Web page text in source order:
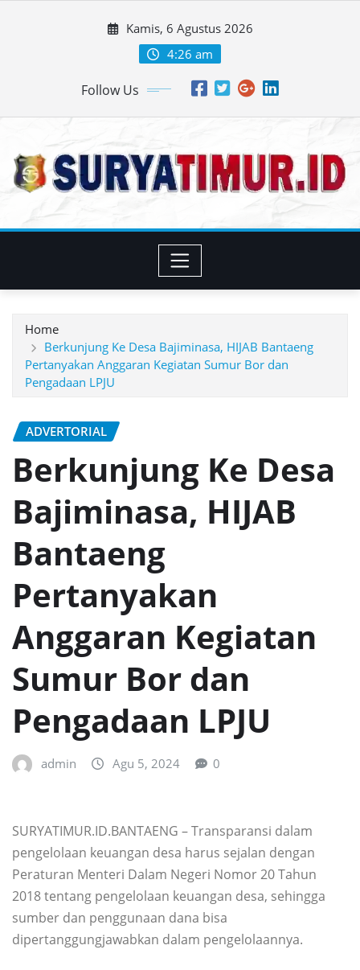
Kamis, 6 Agustus 2026
4:26 am
Follow Us
Home
Berkunjung Ke Desa Bajiminasa, HIJAB Bantaeng
Pertanyakan Anggaran Kegiatan Sumur Bor dan
Pengadaan LPJU
ADVERTORIAL
Berkunjung Ke Desa
Bajiminasa, HIJAB
Bantaeng
Pertanyakan
Anggaran Kegiatan
Sumur Bor dan
Pengadaan LPJU
admin Agu 5, 2024 0
SURYATIMUR.ID.BANTAENG – Transparansi dalam
pengelolaan keuangan desa harus sejalan dengan
Peraturan Menteri Dalam Negeri Nomor 20 Tahun
2018 tentang pengelolaan keuangan desa, sehingga
sumber dan penggunaan dana bisa
dipertanggungjawabkan dalam pengelolaannya.